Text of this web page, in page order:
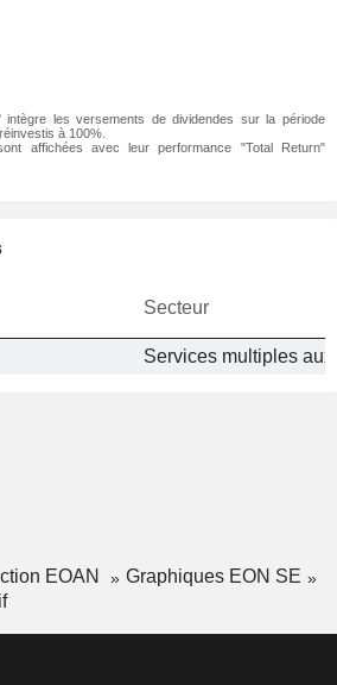
intègre les versements de dividendes sur la période
à 100%.
affichées avec leur performance "Total Return"
Secteur
EOAN
Graphiques EON SE